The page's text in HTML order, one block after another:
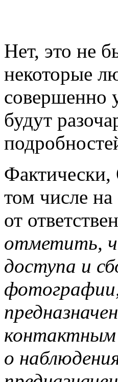
Нет, это не
некоторые
совершенно
будут
Фактически,
том числе
от
отметить,
доступа и
контактным
о